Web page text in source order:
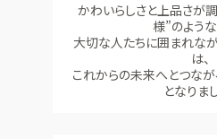
かわいらしさと上品さが
様”のよう
大切な人たちに囲まれな
は、
これからの未来へとつな
となりま